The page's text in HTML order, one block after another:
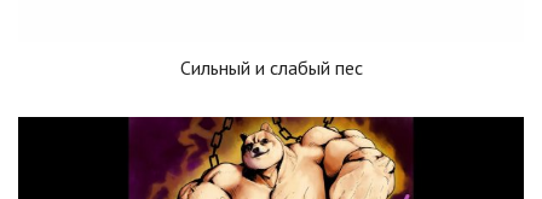
Сильный и слабый пес